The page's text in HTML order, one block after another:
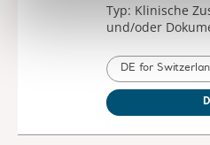
DE for
* Bitte wenden Sie sich an Ihren